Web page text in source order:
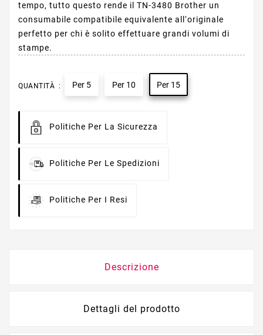
tempo, tutto questo rende il TN-3480 Brother un
consumabile compatibile equivalente all‘originale
perfetto per chi è solito effettuare grandi volumi di
stampe.
QUANTITÀ : Per 5 Per 10 Per 15
Politiche Per La Sicurezza
Politiche Per Le Spedizioni
Politiche Per I Resi
Descrizione
Dettagli del prodotto